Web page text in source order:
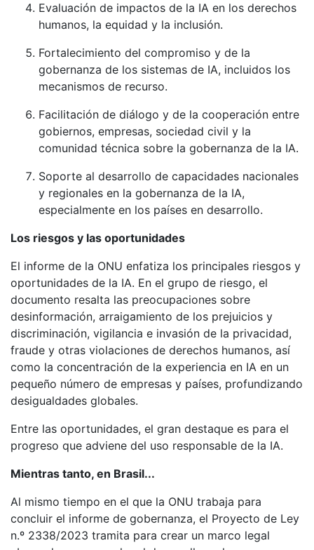
Evaluación de impactos de la IA en los derechos
humanos, la equidad y la inclusión.
Fortalecimiento del compromiso y de la
gobernanza de los sistemas de IA, incluidos los
mecanismos de recurso.
Facilitación de diálogo y de la cooperación entre
gobiernos, empresas, sociedad civil y la
comunidad técnica sobre la gobernanza de la IA.
Soporte al desarrollo de capacidades nacionales
y regionales en la gobernanza de la IA,
especialmente en los países en desarrollo.
Los riesgos y las oportunidades
El informe de la ONU enfatiza los principales riesgos y
oportunidades de la IA. En el grupo de riesgo, el
documento resalta las preocupaciones sobre
desinformación, arraigamiento de los prejuicios y
discriminación, vigilancia e invasión de la privacidad,
fraude y otras violaciones de derechos humanos, así
como la concentración de la experiencia en IA en un
pequeño número de empresas y países, profundizando
desigualdades globales.
Entre las oportunidades, el gran destaque es para el
progreso que adviene del uso responsable de la IA.
Mientras tanto, en Brasil...
Al mismo tiempo en el que la ONU trabaja para
concluir el informe de gobernanza, el Proyecto de Ley
n.º 2338/2023 tramita para crear un marco legal